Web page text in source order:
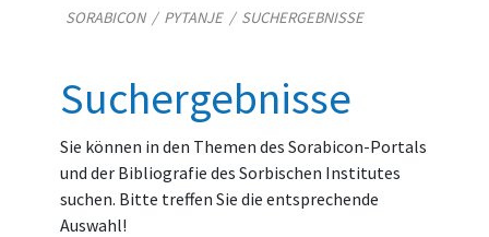
SORABICON/ PYTANJE/ SUCHERGEBNISSE
Suchergebnisse
Sie können in den Themen des Sorabicon-Portals
und der Bibliografie des Sorbischen Institutes
suchen. Bitte treffen Sie die entsprechende
Auswahl!